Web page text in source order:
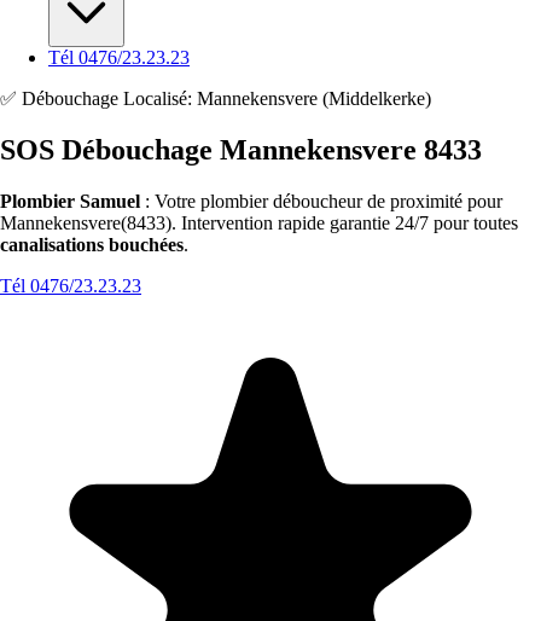
Tél 0476/23.23.23
✅ Débouchage Localisé: Mannekensvere (Middelkerke)
SOS Débouchage Mannekensvere 8433
Plombier Samuel : Votre plombier déboucheur de proximité pour
Mannekensvere(8433). Intervention rapide garantie 24/7 pour toutes
canalisations bouchées.
Tél 0476/23.23.23